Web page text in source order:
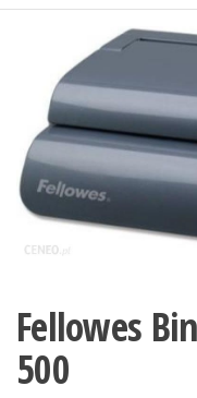
Fellowes
500